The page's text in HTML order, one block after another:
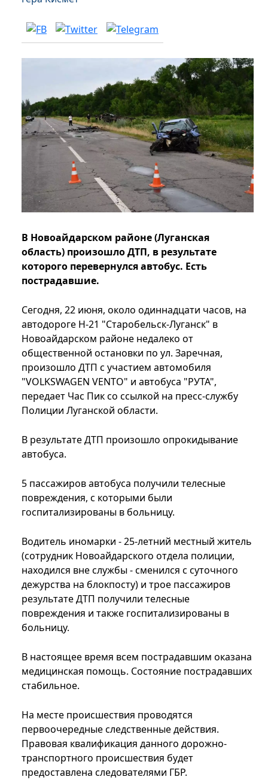
В Новоайдарском районе (Луганская
область) произошло ДТП, в результате
которого перевернулся автобус. Есть
пострадавшие.
Сегодня, 22 июня, около одиннадцати часов, на
автодороге Н-21 "Старобельск-Луганск" в
Новоайдарском районе недалеко от
общественной остановки по ул. Заречная,
произошло ДТП с участием автомобиля
"VOLKSWAGEN VENTO" и автобуса "РУТА",
передает Час Пик со ссылкой на пресс-службу
Полиции Луганской области.
В результате ДТП произошло опрокидывание
автобуса.
5 пассажиров автобуса получили телесные
повреждения, с которыми были
госпитализированы в больницу.
Водитель иномарки - 25-летний местный житель
(сотрудник Новоайдарского отдела полиции,
находился вне службы - сменился с суточного
дежурства на блокпосту) и трое пассажиров
результате ДТП получили телесные
повреждения и также госпитализированы в
больницу.
В настоящее время всем пострадавшим оказана
медицинская помощь. Состояние пострадавших
стабильное.
На месте происшествия проводятся
первоочередные следственные действия.
Правовая квалификация данного дорожно-
транспортного происшествия будет
предоставлена ​​следователями ГБР.